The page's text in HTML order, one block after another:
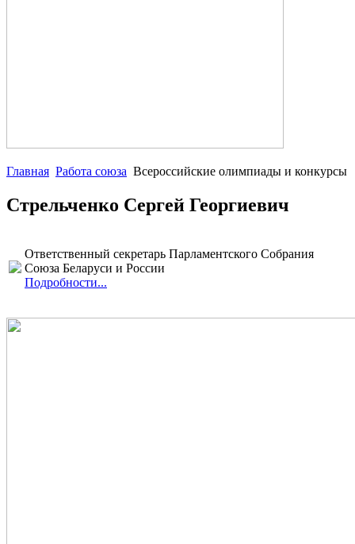
Главная Работа союза Всероссийские олимпиады и конкурсы
Стрельченко Сергей Георгиевич
Ответственный секретарь Парламентского Собрания
Союза Беларуси и России
Подробности...